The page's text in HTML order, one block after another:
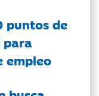
puntos de
para
empleo